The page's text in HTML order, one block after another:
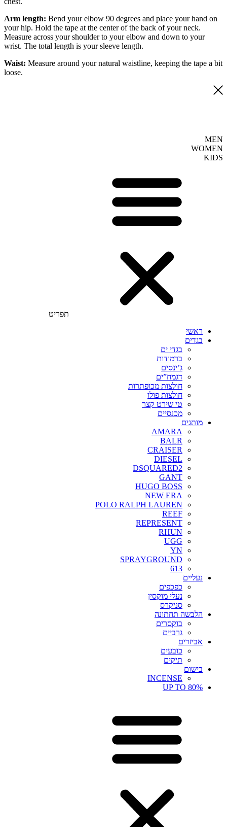
Arm length: Bend your elbow 90 degrees and place your hand on
your hip. Hold the tape at the center of the back of your neck.
Measure across your shoulder to your elbow and down to your
wrist. The total length is your sleeve length.
Waist: Measure around your natural waistline, keeping the tape a bit
loose.
MEN
WOMEN
KIDS
תפריט
ראשי
בגדים
בגדי ים
ברמודות
ג’ינסים
דגמח”ים
חולצות מכופתרות
חולצות פולו
טי שירט קצר
מכנסיים
מותגים
AMARA
BALR
CRAISER
DIESEL
DSQUARED2
GANT
HUGO BOSS
NEW ERA
POLO RALPH LAUREN
REEF
REPRESENT
RHUN
UGG
YN
SPRAYGROUND
613
נעליים
כפכפים
נעלי מוקסין
סניקרס
הלבשה תחתונה
בוקסרים
גרביים
אביזרים
כובעים
תיקים
בישום
INCENSE
UP TO 80%